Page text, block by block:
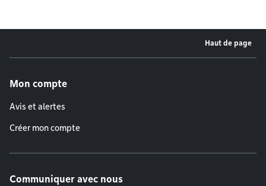
Haut de page
Mon compte
Avis et alertes
Créer mon compte
Communiquer avec nous